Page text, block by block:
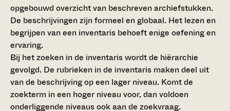
opgebouwd overzicht van beschreven archiefstukken.
De beschrijvingen zijn formeel en globaal. Het lezen en
begrijpen van een inventaris behoeft enige oefening en
ervaring.
Bij het zoeken in de inventaris wordt de hiërarchie
gevolgd. De rubrieken in de inventaris maken deel uit
van de beschrijving op een lager niveau. Komt de
zoekterm in een hoger niveau voor, dan voldoen
onderliggende niveaus ook aan de zoekvraag.